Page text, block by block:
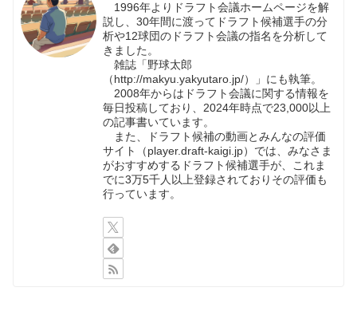
1996年よりドラフト会議ホームページを解
説し、30年間に渡ってドラフト候補選手の分
析や12球団のドラフト会議の指名を分析して
きました。
雑誌「野球太郎
（http://makyu.yakyutaro.jp/）」にも執筆。
2008年からはドラフト会議に関する情報を
毎日投稿しており、2024年時点で23,000以上
の記事書いています。
また、ドラフト候補の動画とみんなの評価
サイト（player.draft-kaigi.jp）では、みなさま
がおすすめするドラフト候補選手が、これま
でに3万5千人以上登録されておりその評価も
行っています。